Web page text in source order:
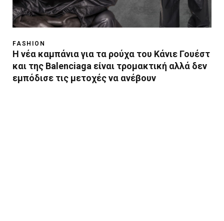
FASHION
H νέα καμπάνια για τα ρούχα του Kάνιε Γουέστ
και της Balenciaga είναι τρομακτική αλλά δεν
εμπόδισε τις μετοχές να ανέβουν